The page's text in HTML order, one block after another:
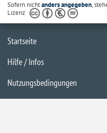
Sofern nichtanders angegeben,
Lizenz
Startseite
Hilfe / Infos
Nutzungsbedingungen